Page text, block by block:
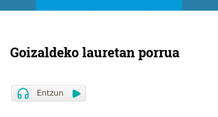
Goizaldeko lauretan porrua